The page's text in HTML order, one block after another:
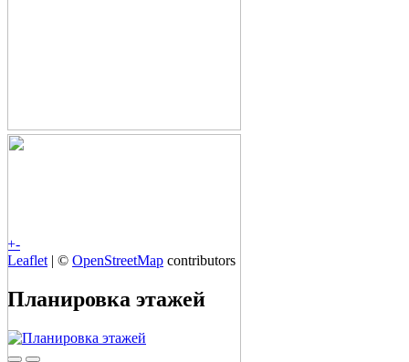
+-
Leaflet | © OpenStreetMap contributors
Планировка этажей